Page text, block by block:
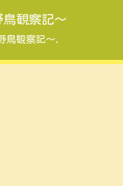
観察記～
鳥観察記～.